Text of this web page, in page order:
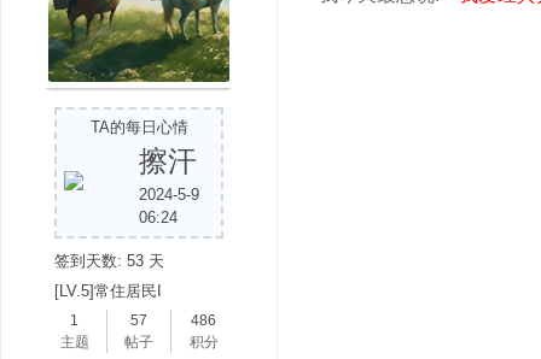
TA的每日心情
擦汗
2024-5-9
06:24
签到天数: 53 天
[LV.5]常住居民I
1
主题
57
帖子
486
积分